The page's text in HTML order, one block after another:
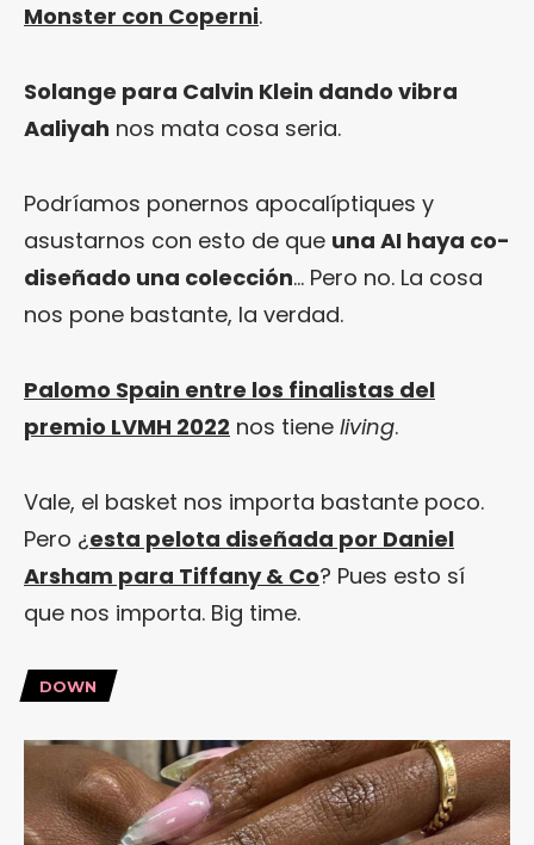
Monster con Coperni.
Solange para Calvin Klein dando vibra
Aaliyah nos mata cosa seria.
Podríamos ponernos apocalíptiques y
asustarnos con esto de que una AI haya co-
diseñado una colección… Pero no. La cosa
nos pone bastante, la verdad.
Palomo Spain entre los finalistas del
premio LVMH 2022 nos tiene living.
Vale, el basket nos importa bastante poco.
Pero ¿esta pelota diseñada por Daniel
Arsham para Tiffany & Co? Pues esto sí
que nos importa. Big time.
DOWN